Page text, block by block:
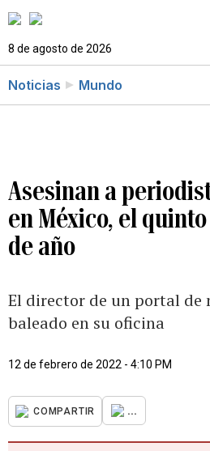
8 de agosto de 2026
Noticias Mundo
Asesinan a
en México, el
de año
El director de un portal de
baleado en su oficina
12 de febrero de 2022 - 4:10 PM
COMPARTIR ...